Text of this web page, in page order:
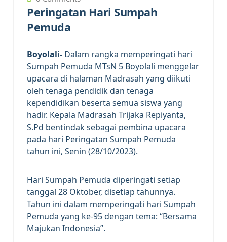
Peringatan Hari Sumpah
Pemuda
Boyolali- Dalam rangka memperingati hari
Sumpah Pemuda MTsN 5 Boyolali menggelar
upacara di halaman Madrasah yang diikuti
oleh tenaga pendidik dan tenaga
kependidikan beserta semua siswa yang
hadir. Kepala Madrasah Trijaka Repiyanta,
S.Pd bentindak sebagai pembina upacara
pada hari Peringatan Sumpah Pemuda
tahun ini, Senin (28/10/2023).
Hari Sumpah Pemuda diperingati setiap
tanggal 28 Oktober, disetiap tahunnya.
Tahun ini dalam memperingati hari Sumpah
Pemuda yang ke-95 dengan tema: “Bersama
Majukan Indonesia”.